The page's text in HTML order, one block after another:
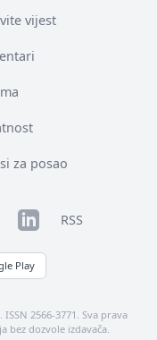
vijest
za posao
LinkedInRSS
Play
2566-3771. Sva prava
bez dozvole izdavača.